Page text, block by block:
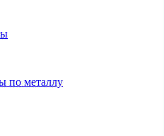
по металлу